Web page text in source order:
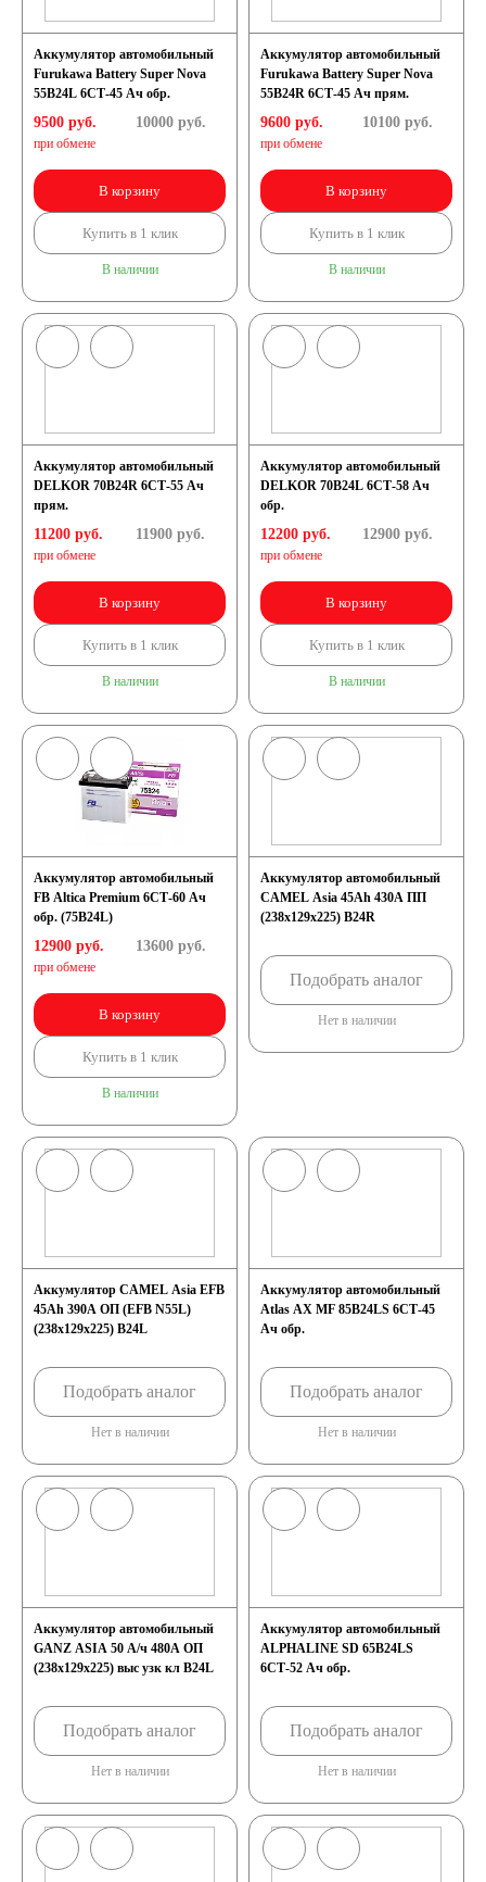
Аккумулятор автомобильный
Furukawa Battery Super Nova
55B24L 6СТ-45 Ач обр.
9500 руб.
при обмене
10000руб.
В корзину
Купить в 1 клик
В наличии
Аккумулятор автомобильный
Furukawa Battery Super Nova
55B24R 6СТ-45 Ач прям.
9600 руб.
при обмене
10100руб.
В корзину
Купить в 1 клик
В наличии
Аккумулятор автомобильный
DELKOR 70B24R 6СТ-55 Ач
прям.
11200 руб.
при обмене
11900руб.
В корзину
Купить в 1 клик
В наличии
Аккумулятор автомобильный
DELKOR 70B24L 6СТ-58 Ач
обр.
12200 руб.
при обмене
12900руб.
В корзину
Купить в 1 клик
В наличии
Аккумулятор автомобильный
FB Altica Premium 6СТ-60 Ач
обр. (75B24L)
12900 руб.
при обмене
13600руб.
В корзину
Купить в 1 клик
В наличии
Аккумулятор автомобильный
CAMEL Asia 45Ah 430A ПП
(238x129x225) B24R
Подобрать аналог
Нет в наличии
Аккумулятор CAMEL Asia EFB
45Ah 390A ОП (EFB N55L)
(238x129x225) B24L
Подобрать аналог
Нет в наличии
Аккумулятор автомобильный
Atlas AX MF 85B24LS 6СТ-45
Ач обр.
Подобрать аналог
Нет в наличии
Аккумулятор автомобильный
GANZ ASIA 50 А/ч 480А ОП
(238x129x225) выс узк кл B24L
Подобрать аналог
Нет в наличии
Аккумулятор автомобильный
ALPHALINE SD 65B24LS
6СТ-52 Ач обр.
Подобрать аналог
Нет в наличии